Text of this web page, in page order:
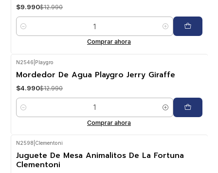
$9.990$12.990
Cantidad
Comprar ahora
-62% OFF
N2546 Playgro
Mordedor De Agua Playgro Jerry Giraffe
$4.990$12.990
Cantidad
Comprar ahora
N2598 Clementoni
Juguete De Mesa Animalitos De La Fortuna
Clementoni